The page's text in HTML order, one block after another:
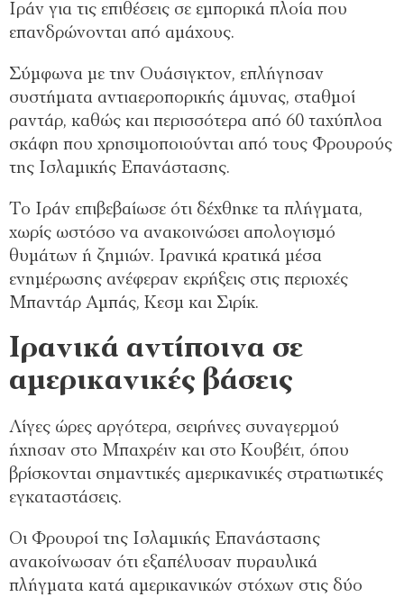
Ιράν για τις επιθέσεις σε εμπορικά πλοία που
επανδρώνονται από αμάχους.
Σύμφωνα με την Ουάσιγκτον, επλήγησαν
συστήματα αντιαεροπορικής άμυνας, σταθμοί
ραντάρ, καθώς και περισσότερα από 60 ταχύπλοα
σκάφη που χρησιμοποιούνται από τους Φρουρούς
της Ισλαμικής Επανάστασης.
Το Ιράν επιβεβαίωσε ότι δέχθηκε τα πλήγματα,
χωρίς ωστόσο να ανακοινώσει απολογισμό
θυμάτων ή ζημιών. Ιρανικά κρατικά μέσα
ενημέρωσης ανέφεραν εκρήξεις στις περιοχές
Μπαντάρ Αμπάς, Κεσμ και Σιρίκ.
Ιρανικά αντίποινα σε
αμερικανικές βάσεις
Λίγες ώρες αργότερα, σειρήνες συναγερμού
ήχησαν στο Μπαχρέιν και στο Κουβέιτ, όπου
βρίσκονται σημαντικές αμερικανικές στρατιωτικές
εγκαταστάσεις.
Οι Φρουροί της Ισλαμικής Επανάστασης
ανακοίνωσαν ότι εξαπέλυσαν πυραυλικά
πλήγματα κατά αμερικανικών στόχων στις δύο